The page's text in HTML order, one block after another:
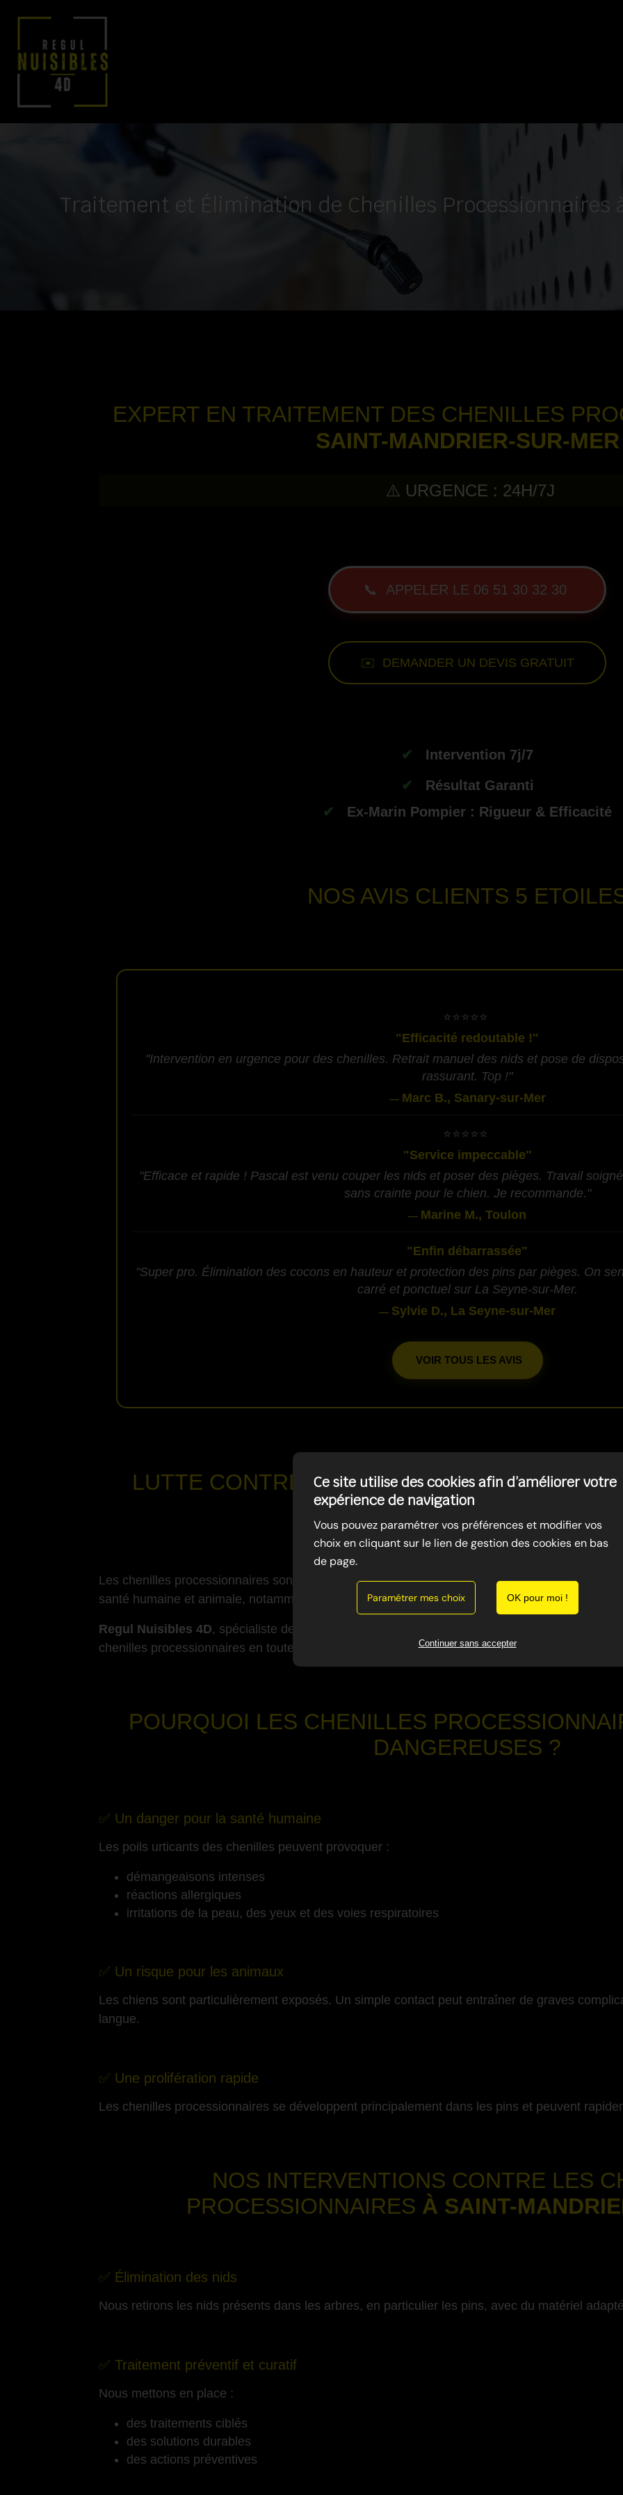
Traitement et Élimination de Chenilles
EXPERT EN TRAITEMENT DES CHENILLES
SAINT-MANDRIER-SUR-MER
⚠️ URGENCE : 24H/7J
📞 APPELER LE 06 51 30 32 30
✉️ DEMANDER UN DEVIS GRATUIT
✔
Intervention 7j/7
✔
Résultat Garanti
✔
Ex-Marin Pompier : Rigueur & Efficacité
NOS AVIS CLIENTS 5
​⭐⭐⭐⭐⭐
"Efficacité redoutable !"
"Intervention en urgence pour des chenilles. Retrait manuel des nids et pose de
rassurant. Top !"
— Marc B., Sanary-sur-Mer
​⭐⭐⭐⭐⭐
"Service impeccable"
"Efficace et rapide ! Pascal est venu couper les nids et poser des pièges. Travail
sans crainte pour le chien. Je recommande."
— Marine M., Toulon
"Enfin débarrassée"
"Super pro. Élimination des cocons en hauteur et protection des pins par pièges. On
carré et ponctuel sur La Seyne-sur-Mer.
— Sylvie D., La Seyne-sur-Mer
VOIR TOUS LES AVIS
LUTTE CONTRE LES CHENILLES
MANDRIER-SUR-MER
Les chenilles processionnaires sont des nuisibles dangereux présents dans toute la région.
santé humaine et animale, notamment à cause de leurs poils urticants.
Regul Nuisibles 4D, spécialiste de la lutte contre les nuisibles dans le Var 83, intervient pour
chenilles processionnaires en toute sécurité.
POURQUOI LES CHENILLES
DANGEREUSES ?
✅ Un danger pour la santé humaine
Les poils urticants des chenilles peuvent provoquer :
démangeaisons intenses
réactions allergiques
irritations de la peau, des yeux et des voies respiratoires
✅ Un risque pour les animaux
Les chiens sont particulièrement exposés. Un simple contact peut entraîner de graves
langue.
✅ Une prolifération rapide
Les chenilles processionnaires se développent principalement dans les pins et peuvent
NOS INTERVENTIONS CONTRE LES
PROCESSIONNAIRES À SAINT-
✅ Élimination des nids
Nous retirons les nids présents dans les arbres, en particulier les pins, avec du matériel
✅ Traitement préventif et curatif
Nous mettons en place :
des traitements ciblés
des solutions durables
des actions préventives
Ce site utilise des cookies afin d’améliorer votre
expérience de navigation
Vous pouvez paramétrer vos préférences et modifier vos
choix en cliquant sur le lien de gestion des cookies en bas
de page.
Paramétrer mes choix OK pour moi !
Continuer sans accepter